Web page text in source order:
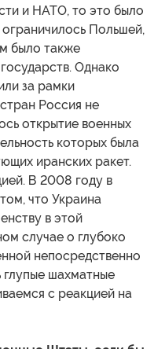
и НАТО, то это было
Польшей,
было также
Однако
за рамки
Россия не
открытие военных
которых была
иранских ракет.
В 2008 году в
что Украина
в этой
случае о глубоко
непосредственно
шахматные
с реакцией на